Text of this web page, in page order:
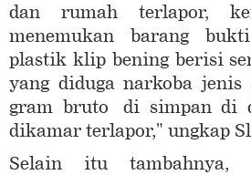
dan rumah terlapor,
menemukan barang
plastik klip bening berisi
yang diduga narkoba jenis
gram bruto di simpan di
dikamar terlapor," ungkap
Selain itu